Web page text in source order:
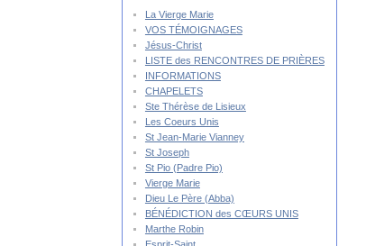
La Vierge Marie
VOS TÉMOIGNAGES
Jésus-Christ
LISTE des RENCONTRES DE PRIÈRES
INFORMATIONS
CHAPELETS
Ste Thérèse de Lisieux
Les Coeurs Unis
St Jean-Marie Vianney
St Joseph
St Pio (Padre Pio)
Vierge Marie
Dieu Le Père (Abba)
BÉNÉDICTION des CŒURS UNIS
Marthe Robin